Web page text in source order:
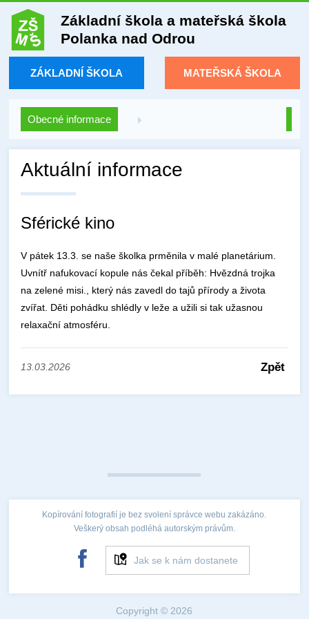
Základní škola a mateřská škola
Polanka nad Odrou
ZÁKLADNÍ ŠKOLA MATEŘSKÁ ŠKOLA
Obecné informace
Aktuální informace
Sférické kino
V pátek 13.3. se naše školka prměnila v malé planetárium.
Uvnítř nafukovací kopule nás čekal příběh: Hvězdná trojka
na zelené misi., který nás zavedl do tajů přírody a života
zvířat. Děti pohádku shlédly v leže a užili si tak užasnou
relaxační atmosféru.
13.03.2026 Zpět
Kopírování fotografií je bez svolení správce webu zakázáno.
Veškerý obsah podléhá autorským právům.
Jak se k nám dostanete
Copyright © 2026